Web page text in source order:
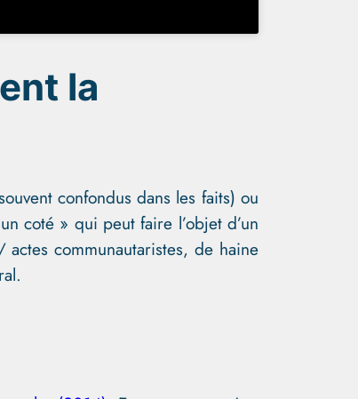
la
confondus dans les faits) ou
coté » qui peut faire l’objet d’un
communautaristes, de haine